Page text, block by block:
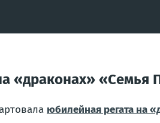
«драконах»
юбилейная регата на